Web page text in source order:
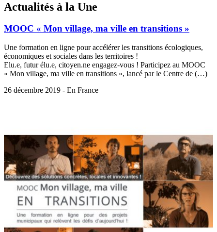
Actualités à la Une
MOOC « Mon village, ma ville en transitions »
Une formation en ligne pour accélérer les transitions écologiques,
économiques et sociales dans les territoires !
Elu.e, futur élu.e, citoyen.ne engagez-vous ! Participez au MOOC
« Mon village, ma ville en transitions », lancé par le Centre de (…)
26 décembre 2019 - En France